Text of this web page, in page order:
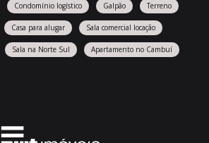
Condomínio logístico Galpão Terreno
Casa para alugar Sala comercial locação
Sala na Norte Sul Apartamento no Cambuí